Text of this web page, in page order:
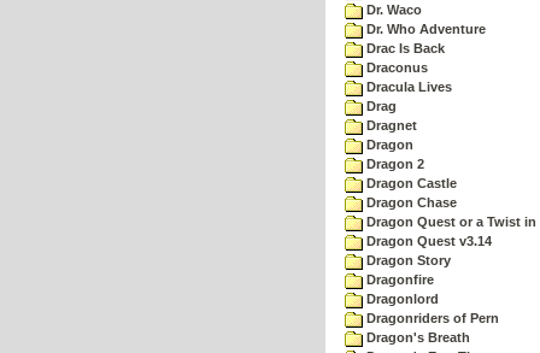
Dr. Waco
Dr. Who Adventure
Drac Is Back
Draconus
Dracula Lives
Drag
Dragnet
Dragon
Dragon 2
Dragon Castle
Dragon Chase
Dragon Quest or a Twist in
Dragon Quest v3.14
Dragon Story
Dragonfire
Dragonlord
Dragonriders of Pern
Dragon's Breath